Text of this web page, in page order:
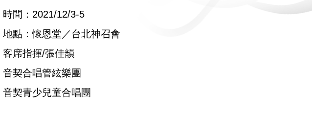
時間：2021/12/3-5
地點：懷恩堂／台北神召會
客席指揮/張佳韻
音契合唱管絃樂團
音契青少兒童合唱團